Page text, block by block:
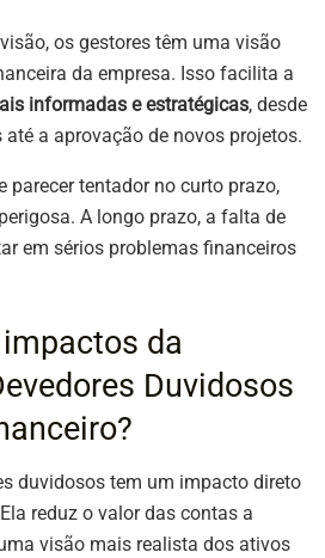
os gestores têm uma visão
da empresa. Isso facilita a
informadas e estratégicas, desde
a aprovação de novos projetos.
parecer tentador no curto prazo,
A longo prazo, a falta de
em sérios problemas financeiros
da
Duvidosos
duvidosos tem um impacto direto
reduz o valor das contas a
visão mais realista dos ativos